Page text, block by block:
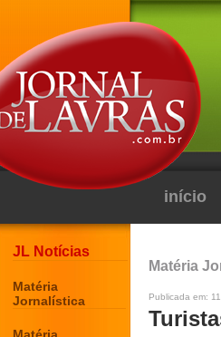
início
JL Notícias
Matéria
Jornalística
Matéria
Publicada em: